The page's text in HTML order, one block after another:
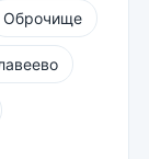
Оброчище